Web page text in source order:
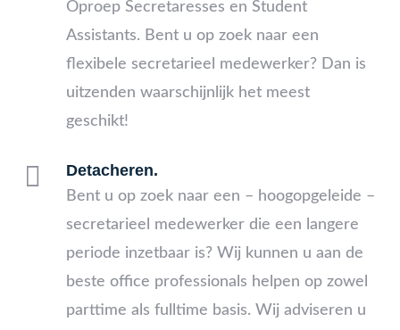
Oproep Secretaresses en Student
Assistants. Bent u op zoek naar een
flexibele secretarieel medewerker? Dan is
uitzenden waarschijnlijk het meest
geschikt!
 Detacheren.
Bent u op zoek naar een – hoogopgeleide –
secretarieel medewerker die een langere
periode inzetbaar is? Wij kunnen u aan de
beste office professionals helpen op zowel
parttime als fulltime basis. Wij adviseren u